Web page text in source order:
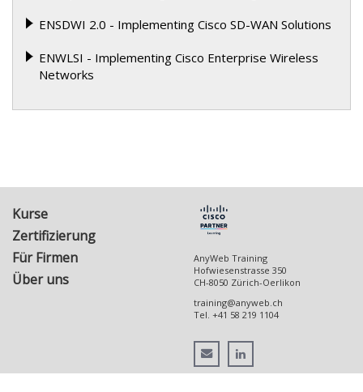
ENSDWI 2.0 - Implementing Cisco SD-WAN Solutions
ENWLSI - Implementing Cisco Enterprise Wireless
Networks
Kurse
Zertifizierung
Für Firmen
Über uns
AnyWeb Training
Hofwiesenstrasse 350
CH-8050 Zürich-Oerlikon
training@anyweb.ch
Tel. +41 58 219 1104